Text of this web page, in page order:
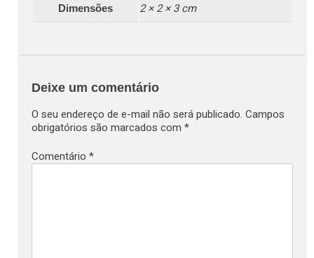
Dimensões 2 × 2 × 3 cm
Deixe um comentário
O seu endereço de e-mail não será publicado. Campos
obrigatórios são marcados com *
Comentário *